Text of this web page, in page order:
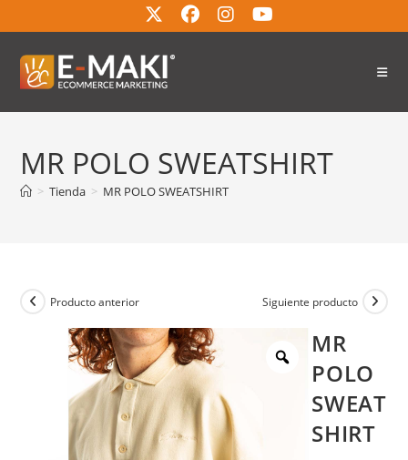
MR POLO SWEATSHIRT
> Tienda > MR POLO SWEATSHIRT
Producto anterior Siguiente producto
MR
POLO
SWEAT
SHIRT